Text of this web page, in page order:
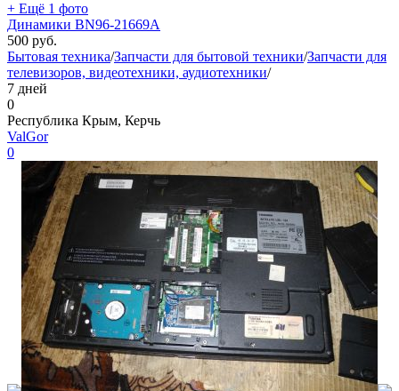
+ Ещё 1 фото
Динамики BN96-21669A
500 руб.
Бытовая техника/Запчасти для бытовой техники/Запчасти для
телевизоров, видеотехники, аудиотехники/
7 дней
0
Республика Крым, Керчь
ValGor
0